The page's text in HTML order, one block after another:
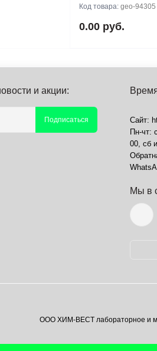
Код товара: geo-94305
0.00 руб.
и акции:
Подписаться
Сайт:
Пн-чт:
00, сб
Мы в
ООО ХИМ-ВЕСТ лабораторное и